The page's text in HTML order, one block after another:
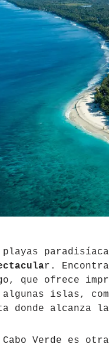
playas
r.
que ofrece
islas,
donde alcanza
Verde es